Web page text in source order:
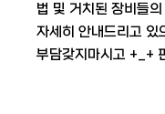
법 및 거치된 장비들
자세히 안내드리고 있
부담갖지마시고 +_+